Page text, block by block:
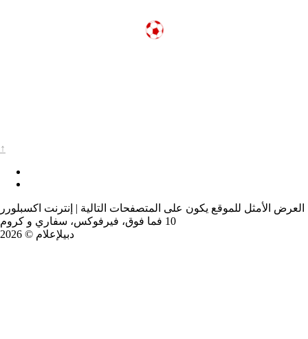
↑
العرض الأمثل للموقع يكون على المتصفحات التالية | إنترنت اكسبلورر
10 فما فوق، فيرفوكس، سفاري و كروم
دبيلإعلام © 2026